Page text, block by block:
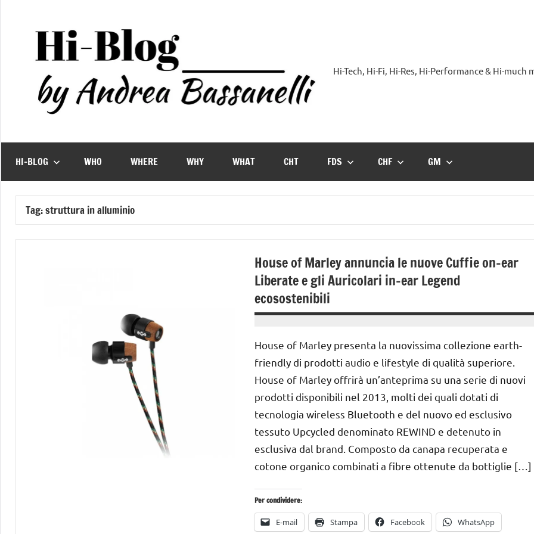
Hi-
by
Andrea
Bassanelli
Hi-Tech, Hi-Fi, Hi-Res, Hi-Performance & Hi-much
HI-BLOG WHO WHERE WHY WHAT CHT FDS CHF GM
Tag:struttura in alluminio
House of Marley annuncia le nuove Cuffie on-ear
Liberate e gli Auricolari in-ear Legend
ecosostenibili
Novembre
2016
Bassanelli
House of Marley presenta la nuovissima collezione earth-
friendly di prodotti audio e lifestyle di qualità superiore.
House of Marley offrirà un’anteprima su una serie di nuovi
prodotti disponibili nel 2013, molti dei quali dotati di
tecnologia wireless Bluetooth e del nuovo ed esclusivo
tessuto Upcycled denominato REWIND e detenuto in
esclusiva dal brand. Composto da canapa recuperata e
cotone organico combinati a fibre ottenute da bottiglie […]
Per condividere:
E-mail Stampa Facebook WhatsApp